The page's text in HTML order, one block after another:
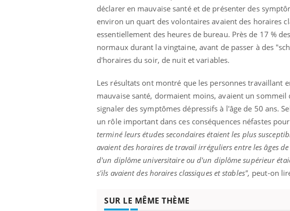
déclarer en mauvaise santé et de présenter des
environ un quart des volontaires avaient des horaires
essentiellement des heures de bureau. Près de 17 %
normaux durant la vingtaine, avant de passer à des
d'horaires du soir, de nuit et variables.
Les résultats ont montré que les personnes travaillant
mauvaise santé, dormaient moins, avaient un
signaler des symptômes dépressifs à l'âge de 50 ans.
un rôle important dans ces conséquences néfastes
terminé leurs études secondaires étaient les plus
avaient des horaires de travail irréguliers entre les âges
d'un diplôme universitaire ou d'un diplôme supérieur
s'ils avaient des horaires classiques et stables", peut-on
SUR LE MÊME THÈME
épisode, une ...
Docteur reçoivent Régis
directeur ...